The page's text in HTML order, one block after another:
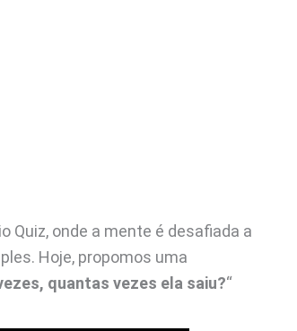
Quiz, onde a mente é desafiada a
Hoje, propomos uma
quantas vezes ela saiu?“